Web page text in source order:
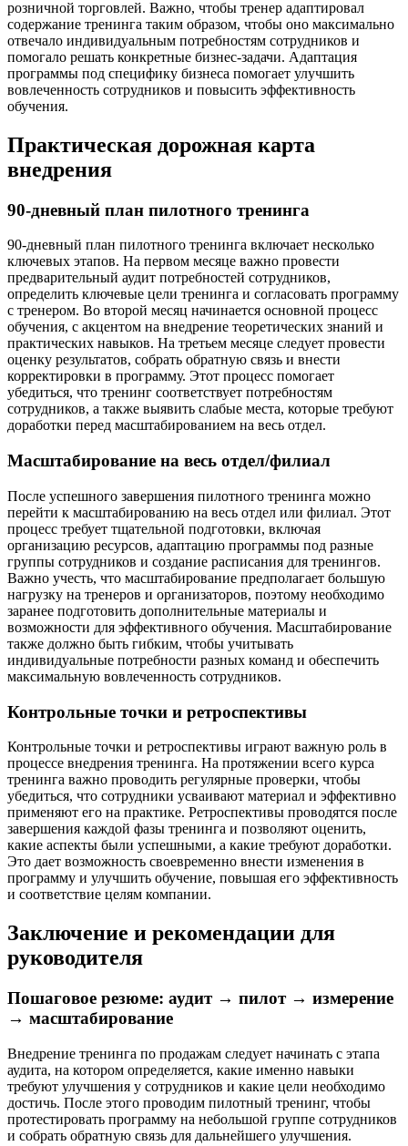
розничной торговлей. Важно, чтобы тренер адаптировал
содержание тренинга таким образом, чтобы оно максимально
отвечало индивидуальным потребностям сотрудников и
помогало решать конкретные бизнес-задачи. Адаптация
программы под специфику бизнеса помогает улучшить
вовлеченность сотрудников и повысить эффективность
обучения.
Практическая дорожная карта
внедрения
90-дневный план пилотного тренинга
90-дневный план пилотного тренинга включает несколько
ключевых этапов. На первом месяце важно провести
предварительный аудит потребностей сотрудников,
определить ключевые цели тренинга и согласовать программу
с тренером. Во второй месяц начинается основной процесс
обучения, с акцентом на внедрение теоретических знаний и
практических навыков. На третьем месяце следует провести
оценку результатов, собрать обратную связь и внести
корректировки в программу. Этот процесс помогает
убедиться, что тренинг соответствует потребностям
сотрудников, а также выявить слабые места, которые требуют
доработки перед масштабированием на весь отдел.
Масштабирование на весь отдел/филиал
После успешного завершения пилотного тренинга можно
перейти к масштабированию на весь отдел или филиал. Этот
процесс требует тщательной подготовки, включая
организацию ресурсов, адаптацию программы под разные
группы сотрудников и создание расписания для тренингов.
Важно учесть, что масштабирование предполагает большую
нагрузку на тренеров и организаторов, поэтому необходимо
заранее подготовить дополнительные материалы и
возможности для эффективного обучения. Масштабирование
также должно быть гибким, чтобы учитывать
индивидуальные потребности разных команд и обеспечить
максимальную вовлеченность сотрудников.
Контрольные точки и ретроспективы
Контрольные точки и ретроспективы играют важную роль в
процессе внедрения тренинга. На протяжении всего курса
тренинга важно проводить регулярные проверки, чтобы
убедиться, что сотрудники усваивают материал и эффективно
применяют его на практике. Ретроспективы проводятся после
завершения каждой фазы тренинга и позволяют оценить,
какие аспекты были успешными, а какие требуют доработки.
Это дает возможность своевременно внести изменения в
программу и улучшить обучение, повышая его эффективность
и соответствие целям компании.
Заключение и рекомендации для
руководителя
Пошаговое резюме: аудит → пилот → измерение
→ масштабирование
Внедрение тренинга по продажам следует начинать с этапа
аудита, на котором определяется, какие именно навыки
требуют улучшения у сотрудников и какие цели необходимо
достичь. После этого проводим пилотный тренинг, чтобы
протестировать программу на небольшой группе сотрудников
и собрать обратную связь для дальнейшего улучшения.